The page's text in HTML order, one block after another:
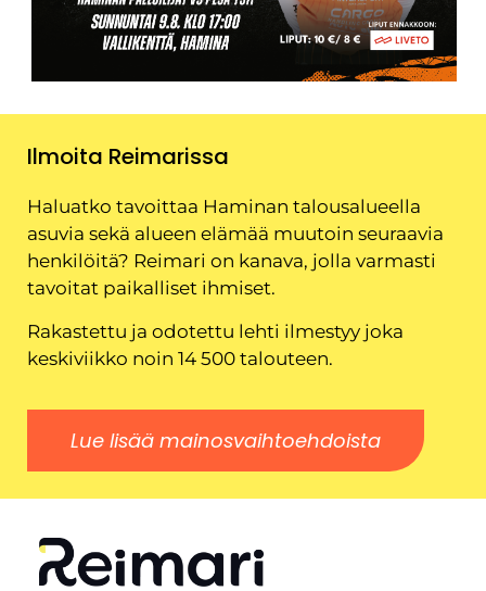
Ilmoita Reimarissa
Haluatko tavoittaa Haminan talousalueella
asuvia sekä alueen elämää muutoin seuraavia
henkilöitä? Reimari on kanava, jolla varmasti
tavoitat paikalliset ihmiset.
Rakastettu ja odotettu lehti ilmestyy joka
keskiviikko noin 14 500 talouteen.
Lue lisää mainosvaihtoehdoista